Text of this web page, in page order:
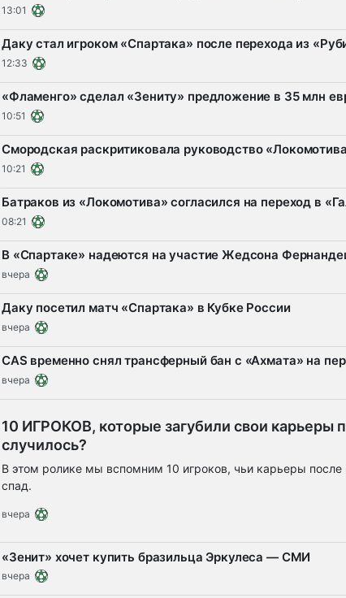
13:01
Даку стал игроком «Спартака» после перехода из
12:33
«Фламенго» сделал «Зениту» предложение в 35 млн
10:51
Смородская раскритиковала руководство
10:21
Батраков из «Локомотива» согласился на переход в
08:21
В «Спартаке» надеются на участие Жедсона
вчера
Даку посетил матч «Спартака» в Кубке России
вчера
CAS временно снял трансферный бан с «Ахмата» на
вчера
10 ИГРОКОВ, которые загубили свои карьеры
случилось?
В этом ролике мы вспомним 10 игроков, чьи карьеры
спад.
вчера
«Зенит» хочет купить бразильца Эркулеса — СМИ
вчера